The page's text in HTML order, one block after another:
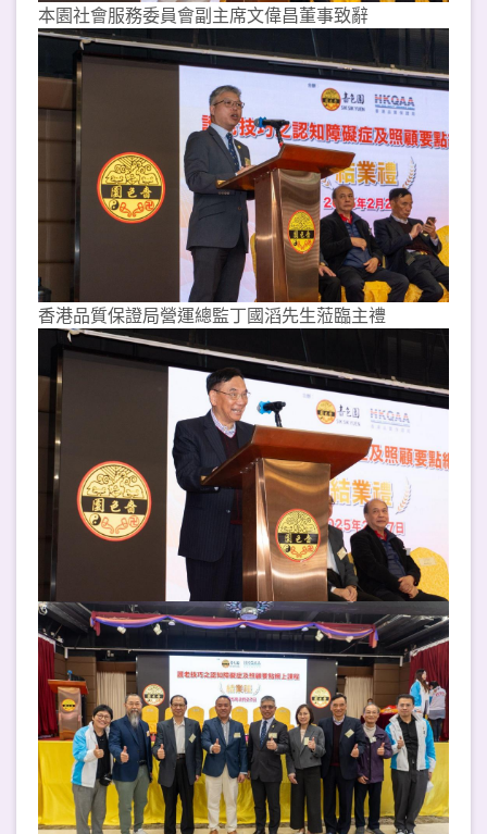
本園社會服務委員會副主席文偉昌董事致辭
香港品質保證局營運總監丁國滔先生蒞臨主禮